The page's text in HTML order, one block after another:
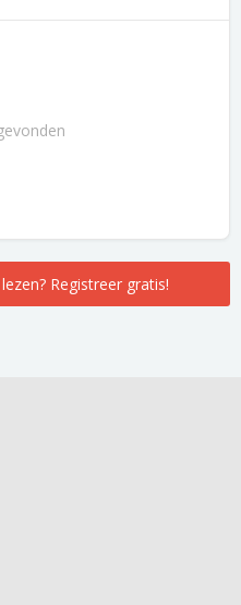
Registreer gratis!